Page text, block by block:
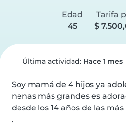
Edad
45
Tarifa
$
Última actividad: Hace 1 mes
Soy mamá de 4 hijos ya
nenas más grandes es
desde los 14 años de las
.